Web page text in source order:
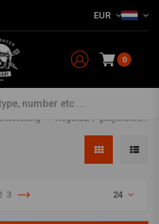
EUR
0
voor
Regelaar / gelijkrichter voor Lithium Accu's
3 24